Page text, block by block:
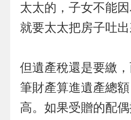
太太的，子女不能
就要太太把房子吐出
但遺產稅還是要繳
筆財產算進遺產總
高。如果受贈的配偶